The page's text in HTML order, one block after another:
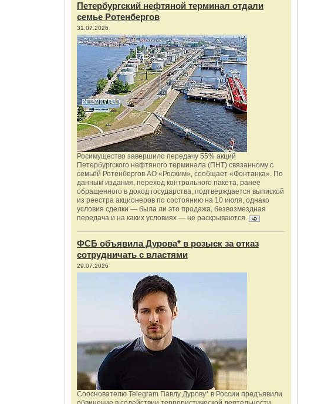
Петербургский нефтяной терминал отдали
семье Ротенбергов
31.07.2026
Росимущество завершило передачу 55% акций
Петербургского нефтяного терминала (ПНТ) связанному с
семьёй Ротенбергов АО «Росхим», сообщает «Фонтанка». По
данным издания, переход контрольного пакета, ранее
обращенного в доход государства, подтверждается выпиской
из реестра акционеров по состоянию на 10 июля, однако
условия сделки — была ли это продажа, безвозмездная
передача и на каких условиях — не раскрываются.
ФСБ объявила Дурова* в розыск за отказ
сотрудничать с властями
29.07.2026
Сооснователю Telegram Павлу Дурову* в России предъявили